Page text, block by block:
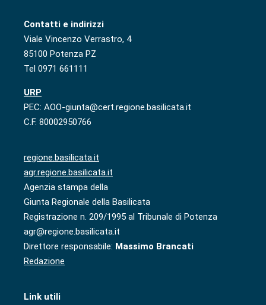
Contatti e indirizzi
Viale Vincenzo Verrastro, 4
85100 Potenza PZ
Tel 0971 661111
URP
PEC: AOO-giunta@cert.regione.basilicata.it
C.F. 80002950766
regione.basilicata.it
agr.regione.basilicata.it
Agenzia stampa della
Giunta Regionale della Basilicata
Registrazione n. 209/1995 al Tribunale di Potenza
agr@regione.basilicata.it
Direttore responsabile: Massimo Brancati
Redazione
Link utili